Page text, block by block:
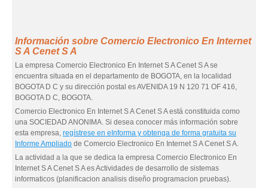
Información sobre Comercio Electronico En Internet
S A Cenet S A
La empresa Comercio Electronico En Internet S A Cenet S A se
encuentra situada en el departamento de BOGOTA, en la localidad
BOGOTA D C y su dirección postal es AVENIDA 19 N 120 71 OF 416,
BOGOTA D C, BOGOTA.
Comercio Electronico En Internet S A Cenet S A está constituida como
una SOCIEDAD ANONIMA. Si desea conocer más información sobre
esta empresa, regístrese en eInforma y obtenga de forma gratuita su
Informe Ampliado de Comercio Electronico En Internet S A Cenet S A.
La actividad a la que se dedica la empresa Comercio Electronico En
Internet S A Cenet S A es Actividades de desarrollo de sistemas
informaticos (planificacion analisis diseño programacion pruebas).